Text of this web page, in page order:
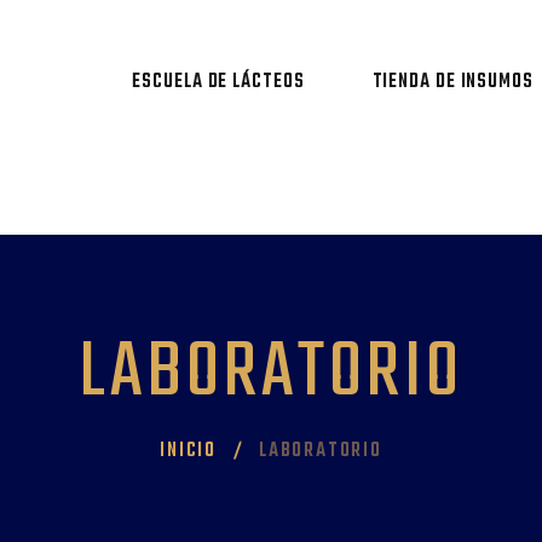
ESCUELA DE LÁCTEOS TIENDA DE INSUMOS
LABORATORIO
INICIO LABORATORIO